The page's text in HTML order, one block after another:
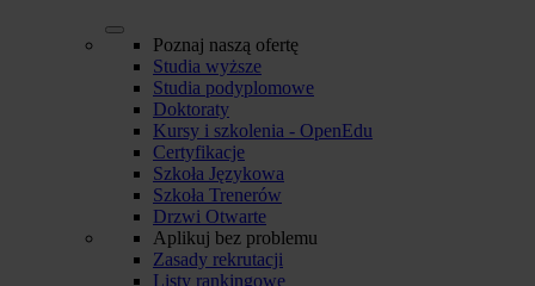
Poznaj naszą ofertę
Studia wyższe
Studia podyplomowe
Doktoraty
Kursy i szkolenia - OpenEdu
Certyfikacje
Szkoła Językowa
Szkoła Trenerów
Drzwi Otwarte
Aplikuj bez problemu
Zasady rekrutacji
Listy rankingowe